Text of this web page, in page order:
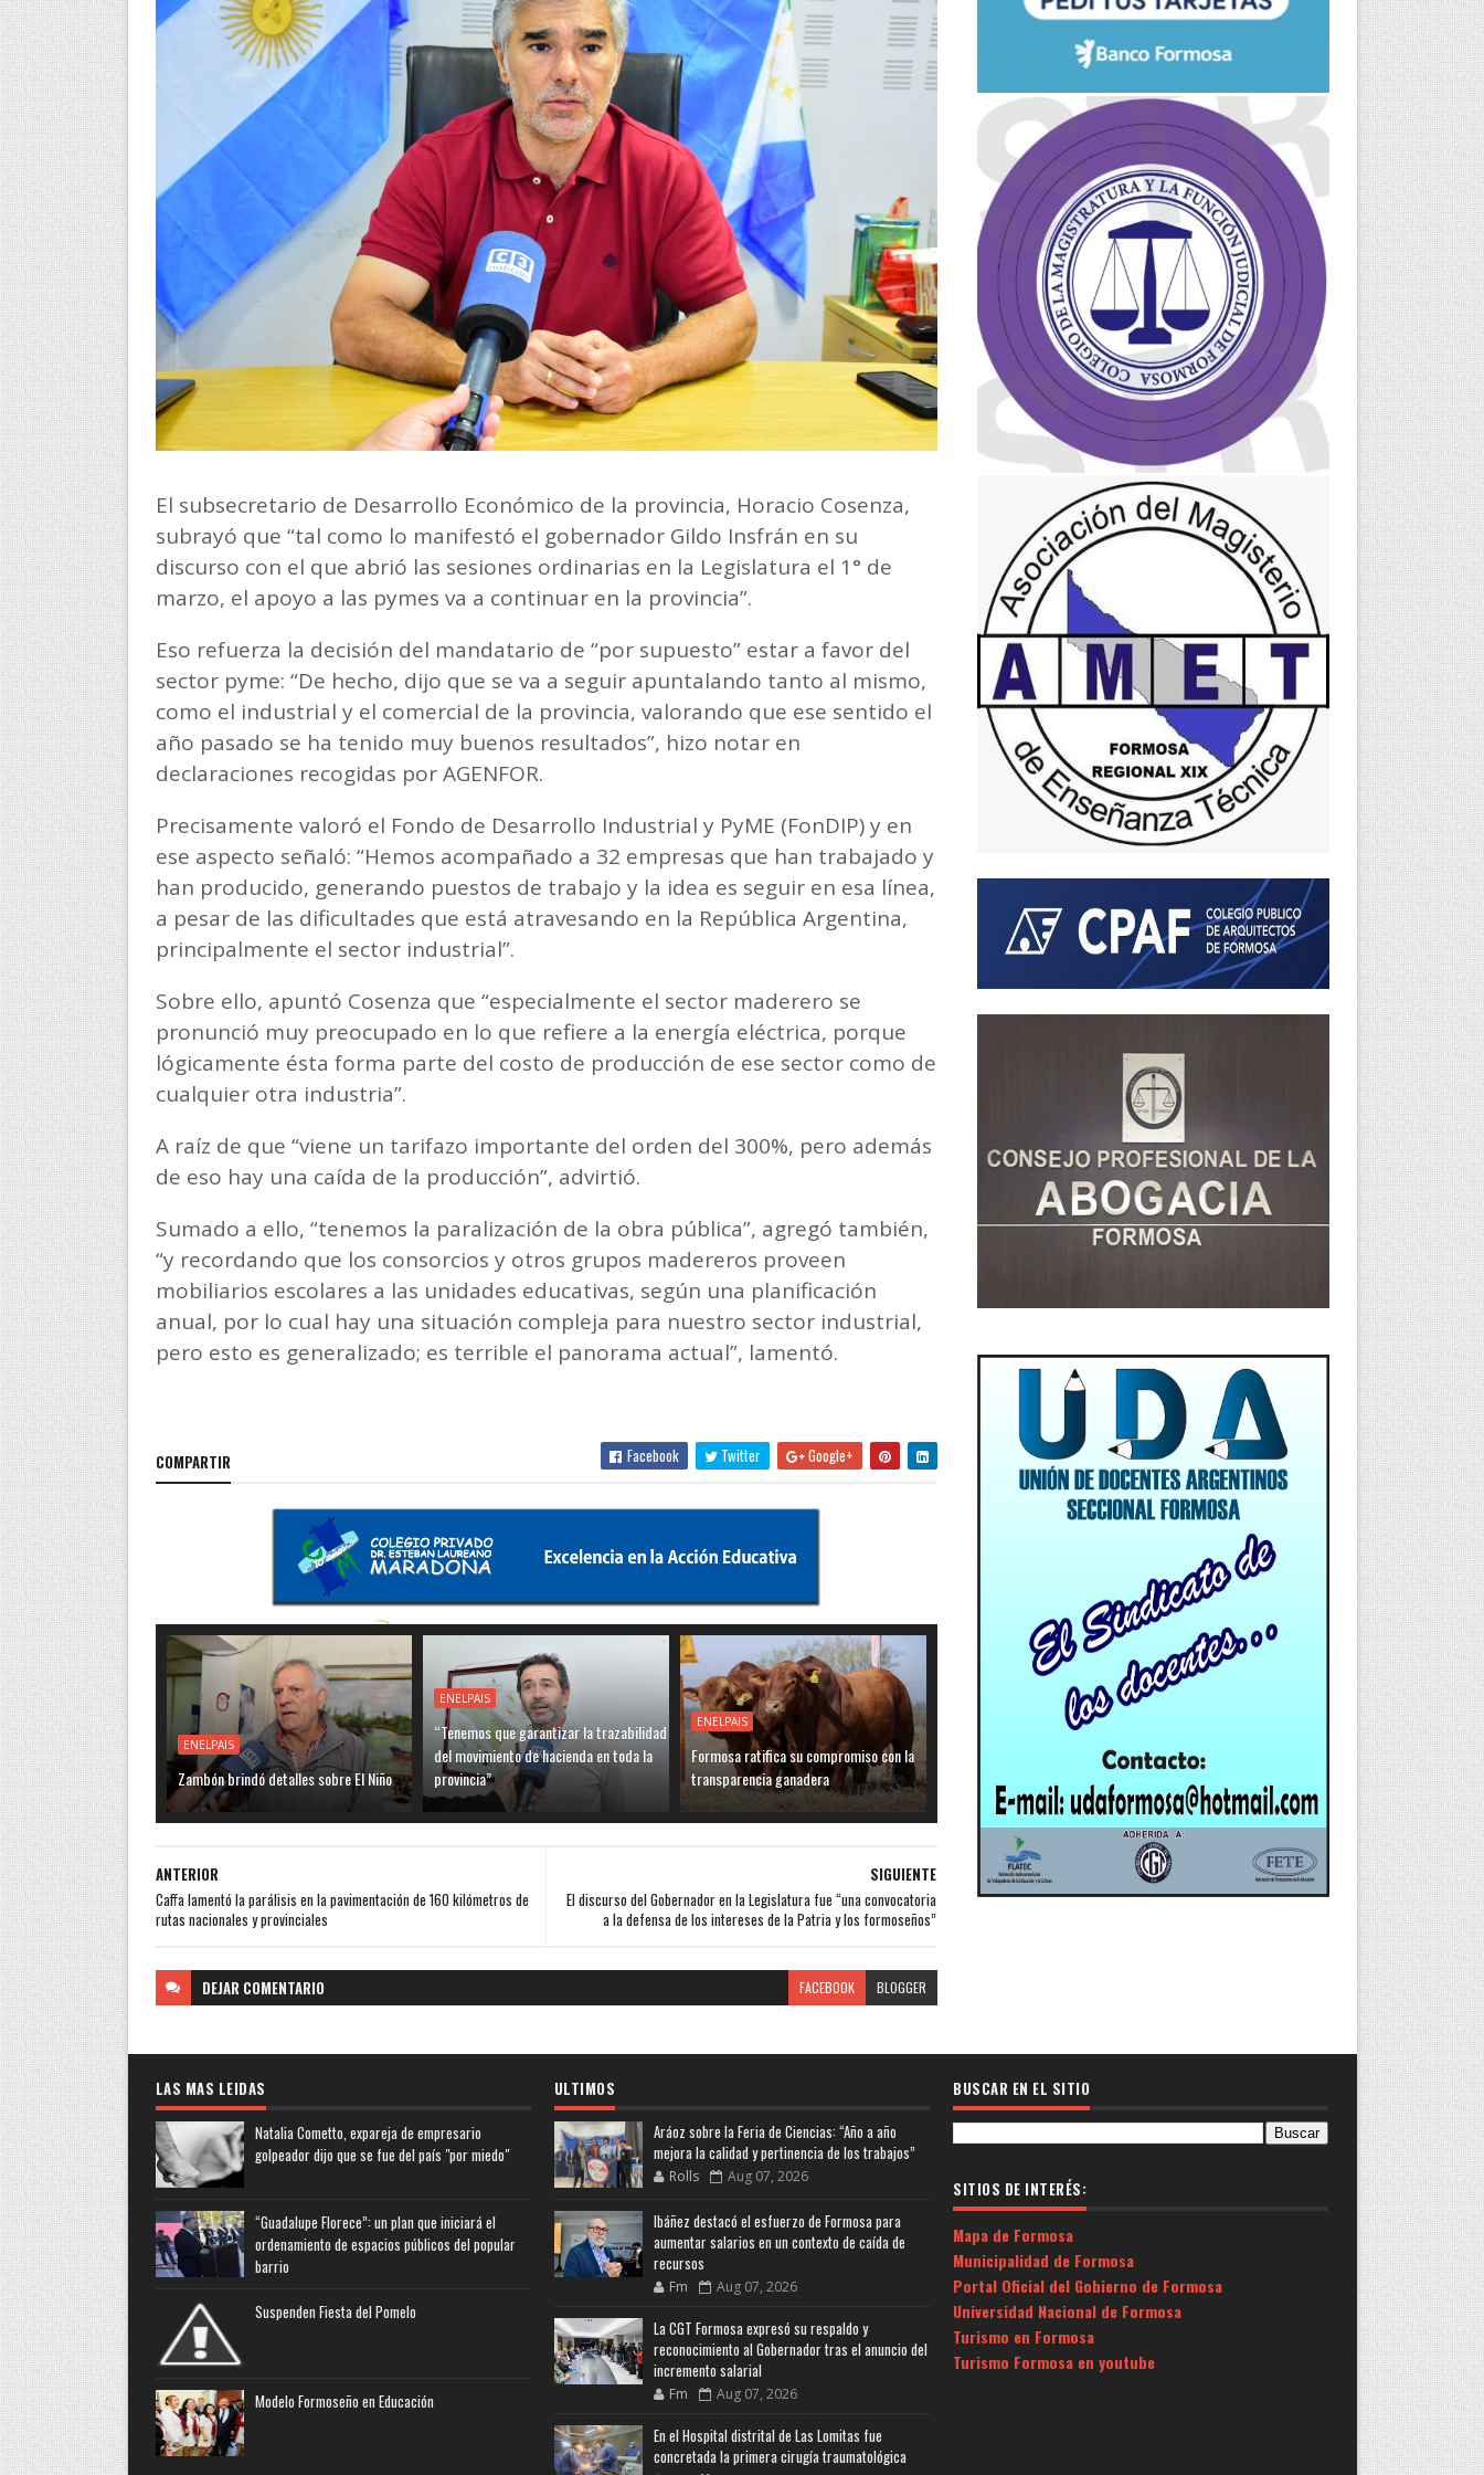
El subsecretario de Desarrollo Económico de la provincia, Horacio Cosenza,
subrayó que “tal como lo manifestó el gobernador Gildo Insfrán en su
discurso con el que abrió las sesiones ordinarias en la Legislatura el 1° de
marzo, el apoyo a las pymes va a continuar en la provincia”.
Eso refuerza la decisión del mandatario de “por supuesto” estar a favor del
sector pyme: “De hecho, dijo que se va a seguir apuntalando tanto al mismo,
como el industrial y el comercial de la provincia, valorando que ese sentido el
año pasado se ha tenido muy buenos resultados”, hizo notar en
declaraciones recogidas por AGENFOR.
Precisamente valoró el Fondo de Desarrollo Industrial y PyME (FonDIP) y en
ese aspecto señaló: “Hemos acompañado a 32 empresas que han trabajado y
han producido, generando puestos de trabajo y la idea es seguir en esa línea,
a pesar de las dificultades que está atravesando en la República Argentina,
principalmente el sector industrial”.
Sobre ello, apuntó Cosenza que “especialmente el sector maderero se
pronunció muy preocupado en lo que refiere a la energía eléctrica, porque
lógicamente ésta forma parte del costo de producción de ese sector como de
cualquier otra industria”.
A raíz de que “viene un tarifazo importante del orden del 300%, pero además
de eso hay una caída de la producción”, advirtió.
Sumado a ello, “tenemos la paralización de la obra pública”, agregó también,
“y recordando que los consorcios y otros grupos madereros proveen
mobiliarios escolares a las unidades educativas, según una planificación
anual, por lo cual hay una situación compleja para nuestro sector industrial,
pero esto es generalizado; es terrible el panorama actual”, lamentó.
COMPARTIR Facebook Twitter Google+
ENELPAIS
Zambón brindó detalles sobre El Niño
ENELPAIS
“Tenemos que garantizar la trazabilidad
del movimiento de hacienda en toda la
provincia”
ENELPAIS
Formosa ratifica su compromiso con la
transparencia ganadera
SIGUIENTE
El discurso del Gobernador en la Legislatura fue “una convocatoria
a la defensa de los intereses de la Patria y los formoseños”
ANTERIOR
Caffa lamentó la parálisis en la pavimentación de 160 kilómetros de
rutas nacionales y provinciales
DEJAR COMENTARIO FACEBOOK BLOGGER
LAS MAS LEIDAS
Natalia Cometto, expareja de empresario
golpeador dijo que se fue del país "por miedo"
“Guadalupe Florece”: un plan que iniciará el
ordenamiento de espacios públicos del popular
barrio
Suspenden Fiesta del Pomelo
Modelo Formoseño en Educación
ULTIMOS
Aráoz sobre la Feria de Ciencias: “Año a año
mejora la calidad y pertinencia de los trabajos”
Rolls Aug 07, 2026
Ibáñez destacó el esfuerzo de Formosa para
aumentar salarios en un contexto de caída de
recursos
Fm Aug 07, 2026
La CGT Formosa expresó su respaldo y
reconocimiento al Gobernador tras el anuncio del
incremento salarial
Fm Aug 07, 2026
En el Hospital distrital de Las Lomitas fue
concretada la primera cirugía traumatológica
BUSCAR EN EL SITIO
SITIOS DE INTERÉS:
Mapa de Formosa
Municipalidad de Formosa
Portal Oficial del Gobierno de Formosa
Universidad Nacional de Formosa
Turismo en Formosa
Turismo Formosa en youtube